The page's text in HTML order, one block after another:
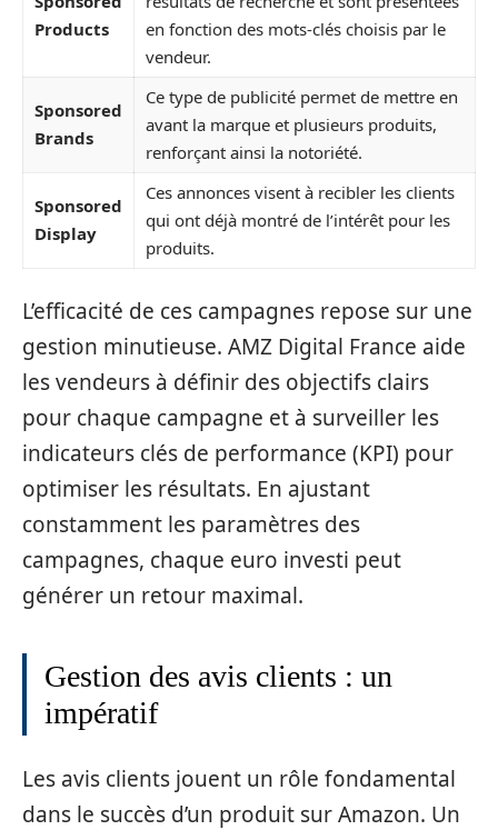
Products
en fonction des mots-clés choisis par le
vendeur.
Sponsored
Brands
Ce type de publicité permet de mettre en
avant la marque et plusieurs produits,
renforçant ainsi la notoriété.
Sponsored
Display
Ces annonces visent à recibler les clients
qui ont déjà montré de l’intérêt pour les
produits.
L’efficacité de ces campagnes repose sur une
gestion minutieuse. AMZ Digital France aide
les vendeurs à définir des objectifs clairs
pour chaque campagne et à surveiller les
indicateurs clés de performance (KPI) pour
optimiser les résultats. En ajustant
constamment les paramètres des
campagnes, chaque euro investi peut
générer un retour maximal.
Gestion des avis clients : un
impératif
Les avis clients jouent un rôle fondamental
dans le succès d’un produit sur Amazon. Un